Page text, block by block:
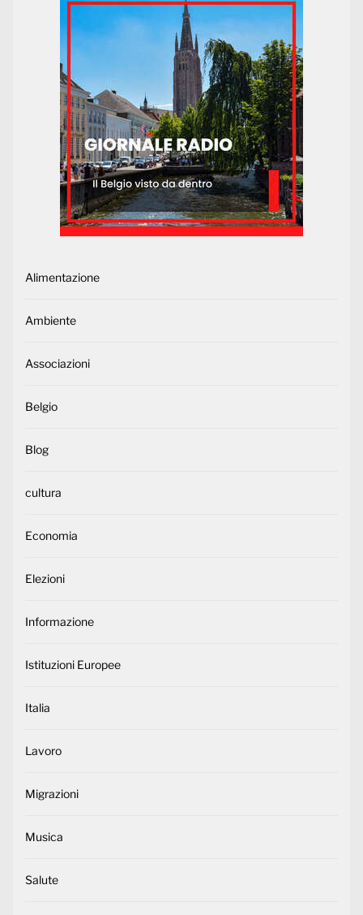
Alimentazione
Ambiente
Associazioni
Belgio
Blog
cultura
Economia
Elezioni
Informazione
Istituzioni Europee
Italia
Lavoro
Migrazioni
Musica
Salute